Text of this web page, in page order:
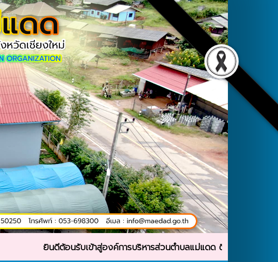
ยินดีต้อนรับเข้าสู่องค์การบริหารส่วนตำบลแม่แดด ติดต่อสอบถาม : โทรศั